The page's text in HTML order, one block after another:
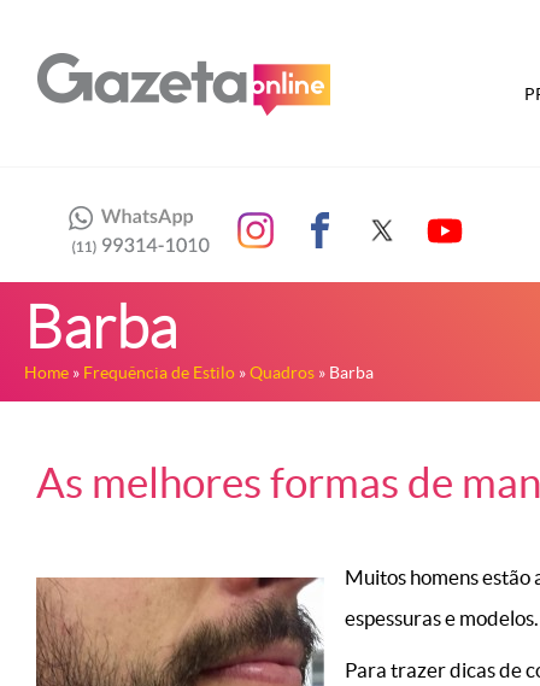
Barba
Home » Frequência de Estilo »Quadros » Barba
As melhores formas de
Muitos homens estão
espessuras e modelos.
Para trazer dicas de